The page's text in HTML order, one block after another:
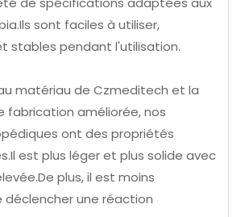
sont faciles à utiliser,
stables pendant l'utilisation.
matériau de Czmeditech et la
fabrication améliorée, nos
ont des propriétés
est plus léger et plus solide avec
plus, il est moins
déclencher une réaction